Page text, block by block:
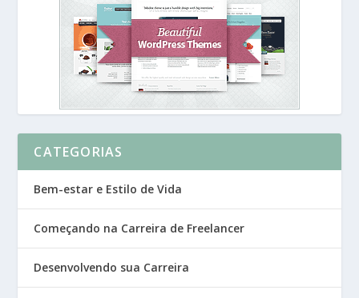
CATEGORIAS
Bem-estar e Estilo de Vida
Começando na Carreira de Freelancer
Desenvolvendo sua Carreira